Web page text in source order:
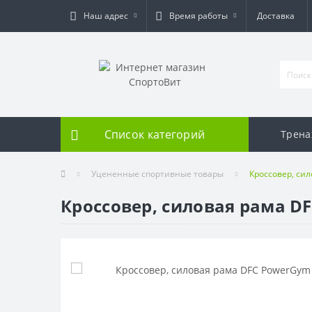
Наш адрес Время работы Доставка
Список категорий
Уцененные спортивные товары Кроссовер,
Кроссовер, силовая рама